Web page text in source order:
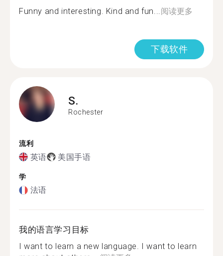
Funny and interesting. Kind and fun...阅读更多
下载软件
S.
Rochester
流利
英语 美国手语
学
法语
我的语言学习目标
I want to learn a new language. I want to learn